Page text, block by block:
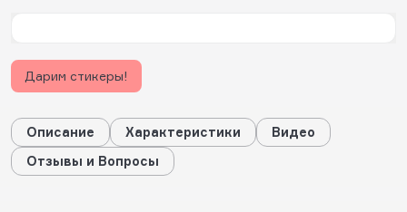
Дарим стикеры!
Описание Характеристики
Видео
Отзывы и Вопросы